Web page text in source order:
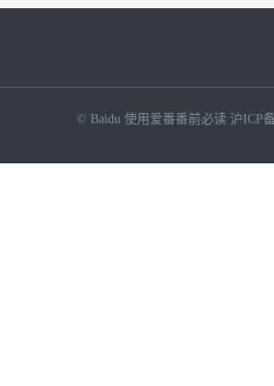
© Baidu 使用爱番番前必读 沪ICP